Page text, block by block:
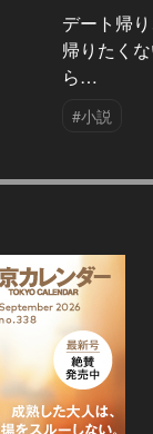
デート帰
帰りたく
ら…
#小説